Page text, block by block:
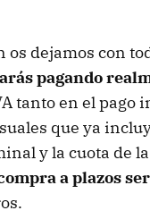
dejamos con
pagando
tanto en el pago
que ya
y la cuota de
a plazos